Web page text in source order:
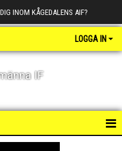
INOM KÅGEDALENS AIF?
LOGGA IN
IF